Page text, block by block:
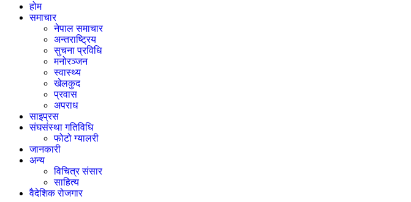
होम
समाचार
नेपाल समाचार
अन्तराष्ट्रिय
सुचना प्रविधि
मनोरञ्जन
स्वास्थ्य
खेलकुद
प्रवास
अपराध
साइप्रस
संघसंस्था गतिविधि
फोटो ग्यालरी
जानकारी
अन्य
विचित्र संसार
साहित्य
वैदेशिक रोजगार